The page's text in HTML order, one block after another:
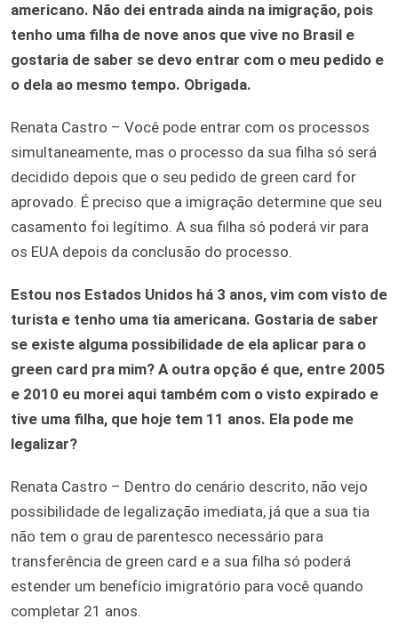
americano. Não dei entrada ainda na imigração, pois
tenho uma filha de nove anos que vive no Brasil e
gostaria de saber se devo entrar com o meu pedido e
o dela ao mesmo tempo. Obrigada.
Renata Castro – Você pode entrar com os processos
simultaneamente, mas o processo da sua filha só será
decidido depois que o seu pedido de green card for
aprovado. É preciso que a imigração determine que seu
casamento foi legítimo. A sua filha só poderá vir para
os EUA depois da conclusão do processo.
Estou nos Estados Unidos há 3 anos, vim com visto de
turista e tenho uma tia americana. Gostaria de saber
se existe alguma possibilidade de ela aplicar para o
green card pra mim? A outra opção é que, entre 2005
e 2010 eu morei aqui também com o visto expirado e
tive uma filha, que hoje tem 11 anos. Ela pode me
legalizar?
Renata Castro – Dentro do cenário descrito, não vejo
possibilidade de legalização imediata, já que a sua tia
não tem o grau de parentesco necessário para
transferência de green card e a sua filha só poderá
estender um benefício imigratório para você quando
completar 21 anos.